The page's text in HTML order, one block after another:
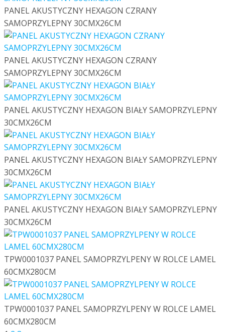
PANEL AKUSTYCZNY HEXAGON CZRANY
SAMOPRZYLEPNY 30CMX26CM
PANEL AKUSTYCZNY HEXAGON CZRANY
SAMOPRZYLEPNY 30CMX26CM
PANEL AKUSTYCZNY HEXAGON BIAŁY SAMOPRZYLEPNY
30CMX26CM
PANEL AKUSTYCZNY HEXAGON BIAŁY SAMOPRZYLEPNY
30CMX26CM
PANEL AKUSTYCZNY HEXAGON BIAŁY SAMOPRZYLEPNY
30CMX26CM
TPW0001037 PANEL SAMOPRZYLPENY W ROLCE LAMEL
60CMX280CM
TPW0001037 PANEL SAMOPRZYLPENY W ROLCE LAMEL
60CMX280CM